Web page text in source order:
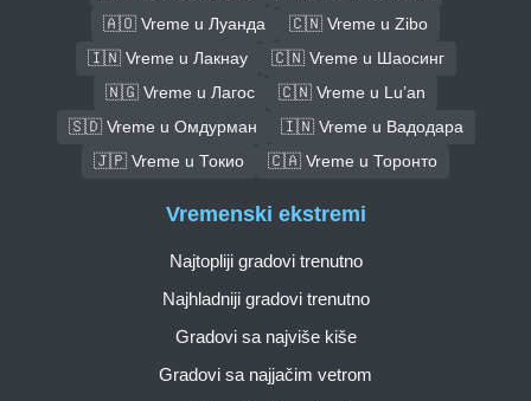
🇦🇴 Vreme u Луанда
🇨🇳 Vreme u Zibo
🇮🇳 Vreme u Лакнау
🇨🇳 Vreme u Шаосинг
🇳🇬 Vreme u Лагос
🇨🇳 Vreme u Lu’an
🇸🇩 Vreme u Омдурман
🇮🇳 Vreme u Вадодара
🇯🇵 Vreme u Токио
🇨🇦 Vreme u Торонто
Vremenski ekstremi
Najtopliji gradovi trenutno
Najhladniji gradovi trenutno
Gradovi sa najviše kiše
Gradovi sa najjačim vetrom